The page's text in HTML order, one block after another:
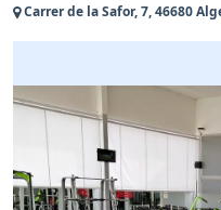
Carrer de la Safor, 7, 46680